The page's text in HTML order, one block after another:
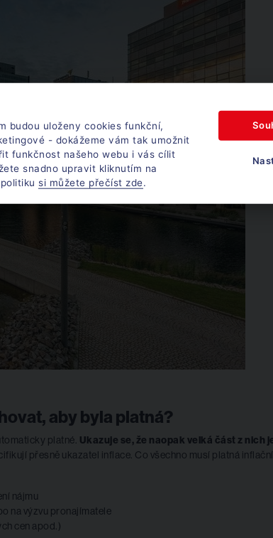
aby byla platná?
platné. Ukazuje se, že naopak velká část z nich
přesně ukazatel inflace. Co všechno musí platná inflační
nájmu
na výzvu pronajímatele
cen apod.)
budou uloženy cookies funkční,
- dokážeme vám tak umožnit
funkčnost našeho webu i vás cílit
snadno upravit kliknutím na
si můžete přečíst zde.